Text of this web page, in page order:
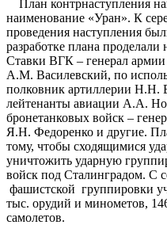
План контрнаступления
наименование «Уран». К
проведения наступления
разработке плана
Ставки ВГК – генерал
А.М. Василевский, по
полковник артиллерии Н.Н.
лейтенанты авиации А.А.
бронетанковых войск –
Я.Н. Федоренко и другие.
тому, чтобы сходящимися
уничтожить ударную
войск под Сталинградом. С
фашистской группировки
тыс. орудий и минометов,
самолетов.